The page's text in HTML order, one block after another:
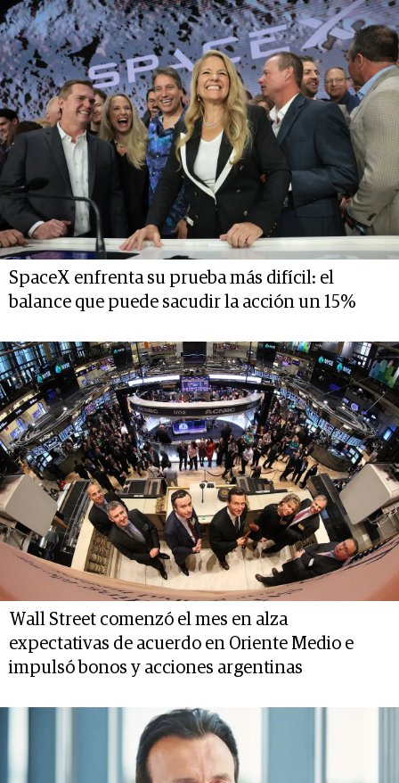
SpaceX enfrenta su prueba más difícil: el
balance que puede sacudir la acción un 15%
Wall Street comenzó el mes en alza
expectativas de acuerdo en Oriente Medio e
impulsó bonos y acciones argentinas